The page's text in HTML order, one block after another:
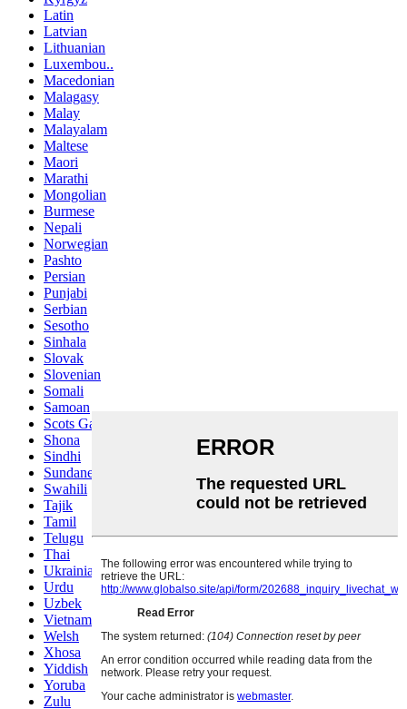
Latin
Latvian
Lithuanian
Luxembou..
Macedonian
Malagasy
Malay
Malayalam
Maltese
Maori
Marathi
Mongolian
Burmese
Nepali
Norwegian
Pashto
Persian
Punjabi
Serbian
Sesotho
Sinhala
Slovak
Slovenian
Somali
Samoan
Scots Gaelic
Shona
Sindhi
Sundanese
Swahili
Tajik
Tamil
Telugu
Thai
Ukrainian
Urdu
Uzbek
Vietnamese
Welsh
Xhosa
Yiddish
Yoruba
Zulu